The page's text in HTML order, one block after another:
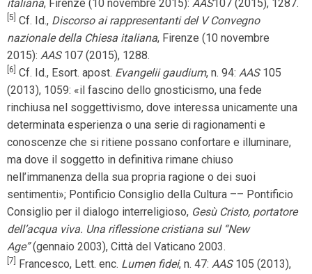
italiana, Firenze (10 novembre 2015): AAS107 (2015), 1287.
[5] Cf. Id., Discorso ai rappresentanti del V Convegno
nazionale della Chiesa italiana, Firenze (10 novembre
2015): AAS107 (2015), 1288.
[6] Cf. Id., Esort. apost. Evangelii gaudium, n. 94: AAS105
(2013), 1059: «il fascino dello gnosticismo, una fede
rinchiusa nel soggettivismo, dove interessa unicamente una
determinata esperienza o una serie di ragionamenti e
conoscenze che si ritiene possano confortare e illuminare,
ma dove il soggetto in definitiva rimane chiuso
nell’immanenza della sua propria ragione o dei suoi
sentimenti»; Pontificio Consiglio della Cultura –– Pontificio
Consiglio per il dialogo interreligioso, Gesù Cristo, portatore
dell’acqua viva. Una riflessione cristiana sul “New
Age”(gennaio 2003), Città del Vaticano 2003.
[7] Francesco, Lett. enc. Lumen fidei, n. 47: AAS105 (2013),